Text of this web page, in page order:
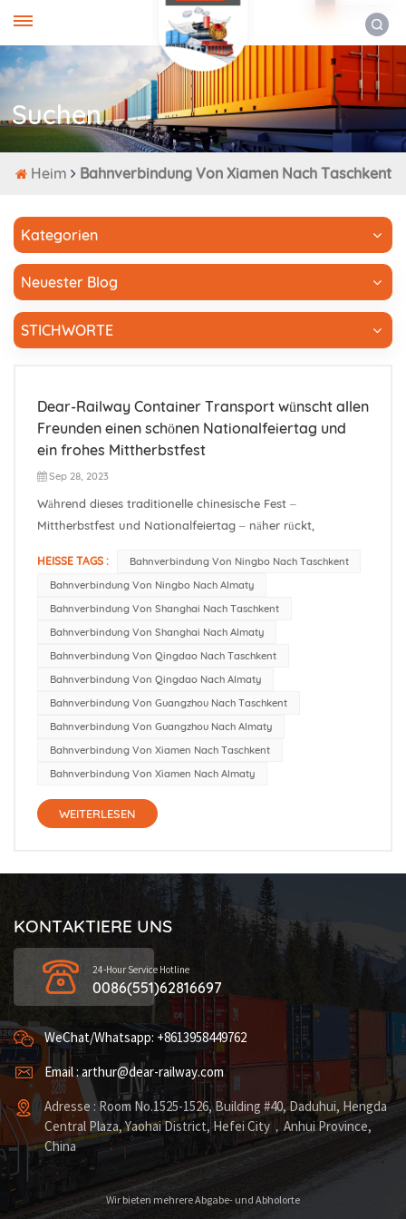
Suchen
Heim Bahnverbindung Von Xiamen Nach Taschkent
Kategorien
Neuester Blog
STICHWORTE
Dear-Railway Container Transport wünscht allen
Freunden einen schönen Nationalfeiertag und
ein frohes Mittherbstfest
Sep 28, 2023
Während dieses traditionelle chinesische Fest –
Mittherbstfest und Nationalfeiertag – näher rückt,
Kunden, Freunden und deren Familien aufrichtig Glück und
Gesundheit! Gleichzeitig möchten wir allen unseren
Partnern und Kunden, die mit uns zusamme...
HEISSE TAGS :
Bahnverbindung Von Ningbo Nach Taschkent
Bahnverbindung Von Ningbo Nach Almaty
Bahnverbindung Von Shanghai Nach Taschkent
Bahnverbindung Von Shanghai Nach Almaty
Bahnverbindung Von Qingdao Nach Taschkent
Bahnverbindung Von Qingdao Nach Almaty
Bahnverbindung Von Guangzhou Nach Taschkent
Bahnverbindung Von Guangzhou Nach Almaty
Bahnverbindung Von Xiamen Nach Taschkent
Bahnverbindung Von Xiamen Nach Almaty
WEITERLESEN
KONTAKTIERE UNS
24-Hour Service Hotline
0086(551)62816697
WeChat/Whatsapp: +8613958449762
Email : arthur@dear-railway.com
Adresse : Room No.1525-1526, Building #40, Daduhui, Hengda
Central Plaza, Yaohai District, Hefei City，Anhui Province,
China
Wir bieten mehrere Abgabe- und Abholorte